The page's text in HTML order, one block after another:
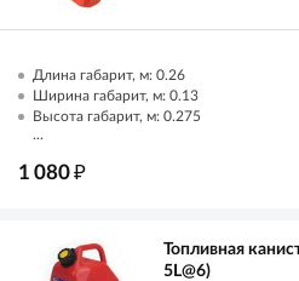
Длина габарит, м: 0.26
Ширина габарит, м: 0.13
Высота габарит, м: 0.275
...
1 080₽
Топливная
5L@6)